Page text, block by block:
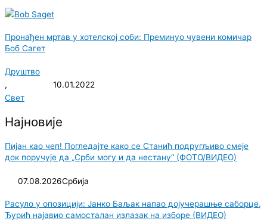
Пронађен мртав у хотелској соби: Преминуо чувени комичар
Боб Сагет
Друштво
,
Свет
10.01.2022
Најновије
Пијан као чеп! Погледајте како се Станић подругљиво смеје
док поручује да „Срби могу и да нестану“ (ФОТО/ВИДЕО)
07.08.2026Србија
Расуло у опозицији: Јанко Баљак напао дојучерашње саборце,
Ђурић најавио самосталан излазак на изборе (ВИДЕО)